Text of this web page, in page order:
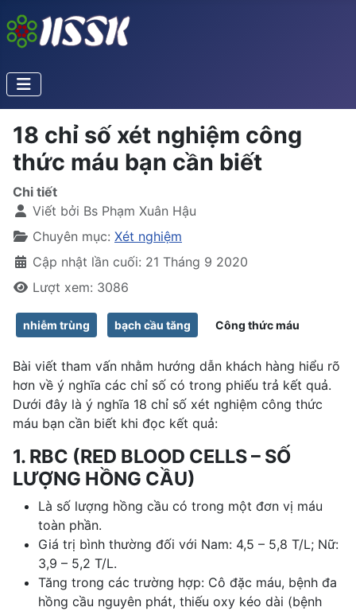
18 chỉ số xét nghiệm công
thức máu bạn cần biết
Chi tiết
Viết bởi Bs Phạm Xuân Hậu
Chuyên mục: Xét nghiệm
Cập nhật lần cuối: 21 Tháng 9 2020
Lượt xem: 3086
nhiễm trùng bạch cầu tăng Công thức máu
Bài viết tham vấn nhằm hướng dẫn khách hàng hiểu rõ
hơn về ý nghĩa các chỉ số có trong phiếu trả kết quả.
Dưới đây là ý nghĩa 18 chỉ số xét nghiệm công thức
máu bạn cần biết khi đọc kết quả:
1. RBC (RED BLOOD CELLS – SỐ
LƯỢNG HỒNG CẦU)
Là số lượng hồng cầu có trong một đơn vị máu
toàn phần.
Giá trị bình thường đối với Nam: 4,5 – 5,8 T/L; Nữ:
3,9 – 5,2 T/L.
Tăng trong các trường hợp: Cô đặc máu, bệnh đa
hồng cầu nguyên phát, thiếu oxy kéo dài (bệnh